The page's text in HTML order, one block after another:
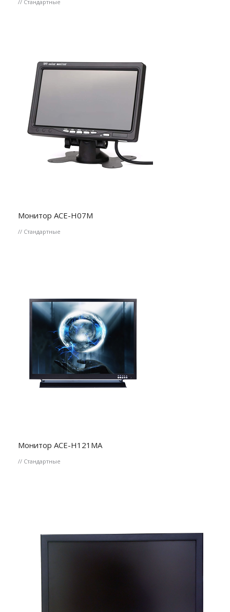
// Стандартные
Монитор ACE-H07M
// Стандартные
Монитор ACE-H121MA
// Стандартные